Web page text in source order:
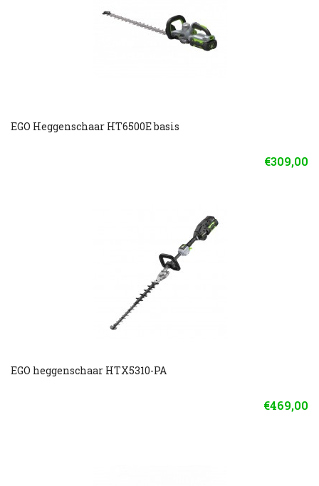
EGO Heggenschaar HT6500E basis
€309,00
EGO heggenschaar HTX5310-PA
€469,00